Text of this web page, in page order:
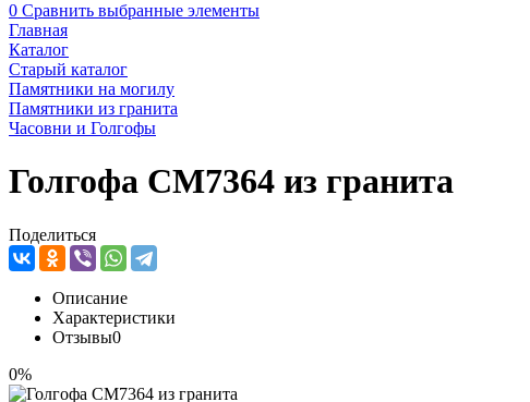
0 Сравнить выбранные элементы
Главная
Каталог
Старый каталог
Памятники на могилу
Памятники из гранита
Часовни и Голгофы
Голгофа CM7364 из гранита
Поделиться
Описание
Характеристики
Отзывы0
0%